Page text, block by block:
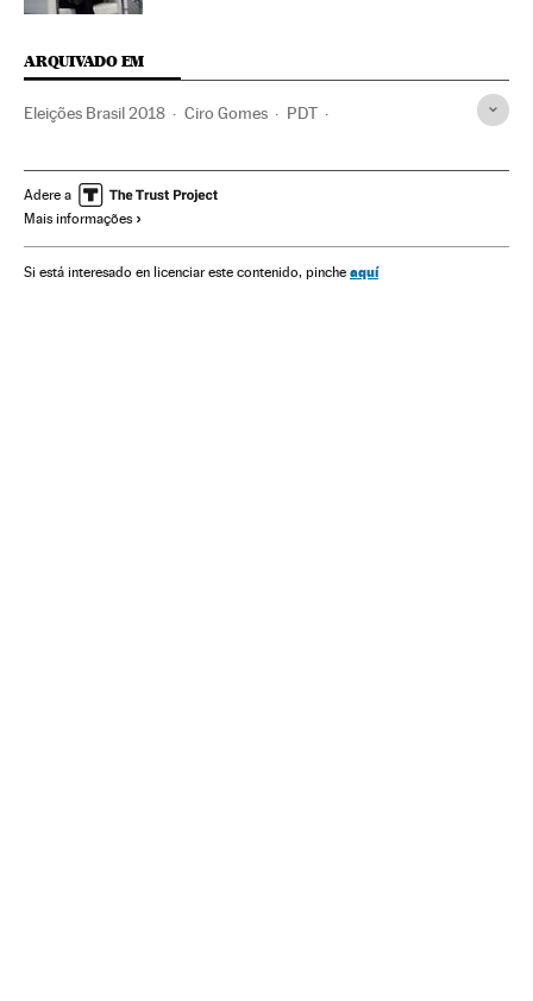
ARQUIVADO EM
Eleições Brasil 2018 Ciro Gomes PDT
Partido dos Trabalhadores
Eleições 2018
Adere a
Mais informações
Si está interesado en licenciar este contenido, pinche aquí